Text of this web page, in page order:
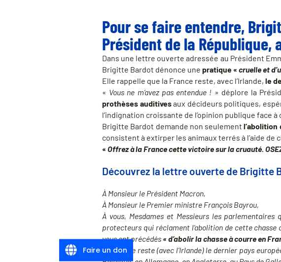
Pour se faire entendre,
Président de la
Dans une lettre ouverte adressée au Président
Brigitte Bardot dénonce une pratique « cruelle et
Elle rappelle que la France reste, avec l’Irlande, le
« Vous ne m’avez pas entendue ! » déplore la
prothèses auditivesaux décideurs politiques,
l’indignation croissante de l’opinion publique face à
Brigitte Bardot demande non seulementl’abolition
consistent à extirper les animaux terrés à l’aide de
« Offrez à la France cette victoire sur la cruauté.
Découvrez la lettre ouverte de Brigitte
À Monsieur le Président Macron,
À Monsieur le Premier ministre François Bayrou,
À vous, Mesdames et Messieurs les
protecteurs qui réclament l’abolition de cette chasse
vous ont précédés « d’abolir la chasse à courre en
La France reste (avec l’Irlande) le dernier pays
Faire un don